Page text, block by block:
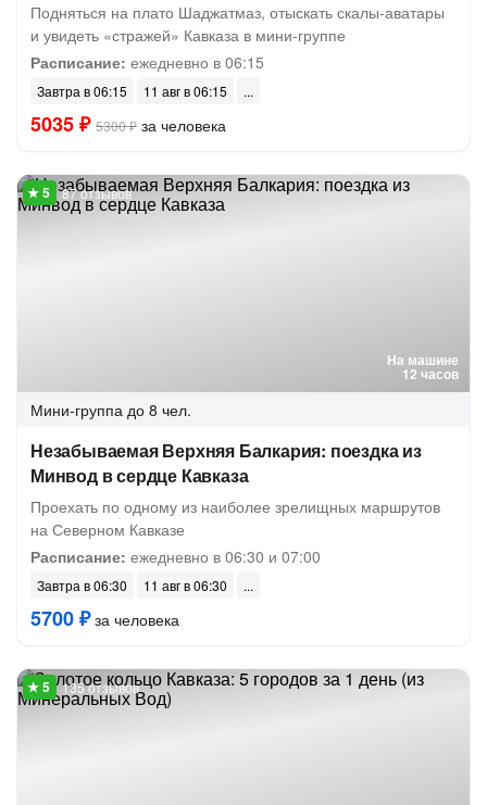
Подняться на плато Шаджатмаз, отыскать скалы-аватары
и увидеть «стражей» Кавказа в мини-группе
Расписание: ежедневно в 06:15
Завтра в 06:15 11 авг в 06:15
5035 ₽ 5300 ₽ за человека
На машине
12 часов
87 отзывов
Мини-группа до 8 чел.
Незабываемая Верхняя Балкария: поездка из
Минвод в сердце Кавказа
Проехать по одному из наиболее зрелищных маршрутов
на Северном Кавказе
Расписание: ежедневно в 06:30 и 07:00
Завтра в 06:30 11 авг в 06:30
5700 ₽за человека
135 отзывов